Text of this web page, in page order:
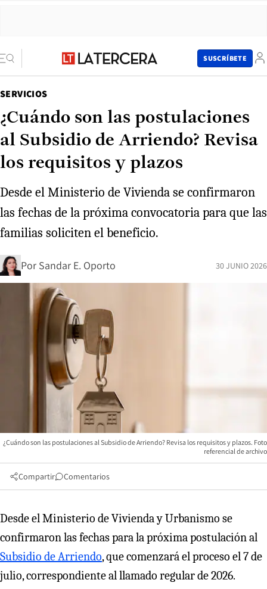
SUSCRÍBETE
SERVICIOS
¿Cuándo son las postulaciones
al Subsidio de Arriendo? Revisa
los requisitos y plazos
Desde el Ministerio de Vivienda se confirmaron
las fechas de la próxima convocatoria para que las
familias soliciten el beneficio.
Por Sandar E. Oporto 30 JUNIO 2026
¿Cuándo son las postulaciones al Subsidio de Arriendo? Revisa los requisitos y plazos. Foto
referencial de archivo
Compartir Comentarios
Desde el Ministerio de Vivienda y Urbanismo se
confirmaron las fechas para la próxima postulación al
Subsidio de Arriendo, que comenzará el proceso el 7 de
julio, correspondiente al llamado regular de 2026.